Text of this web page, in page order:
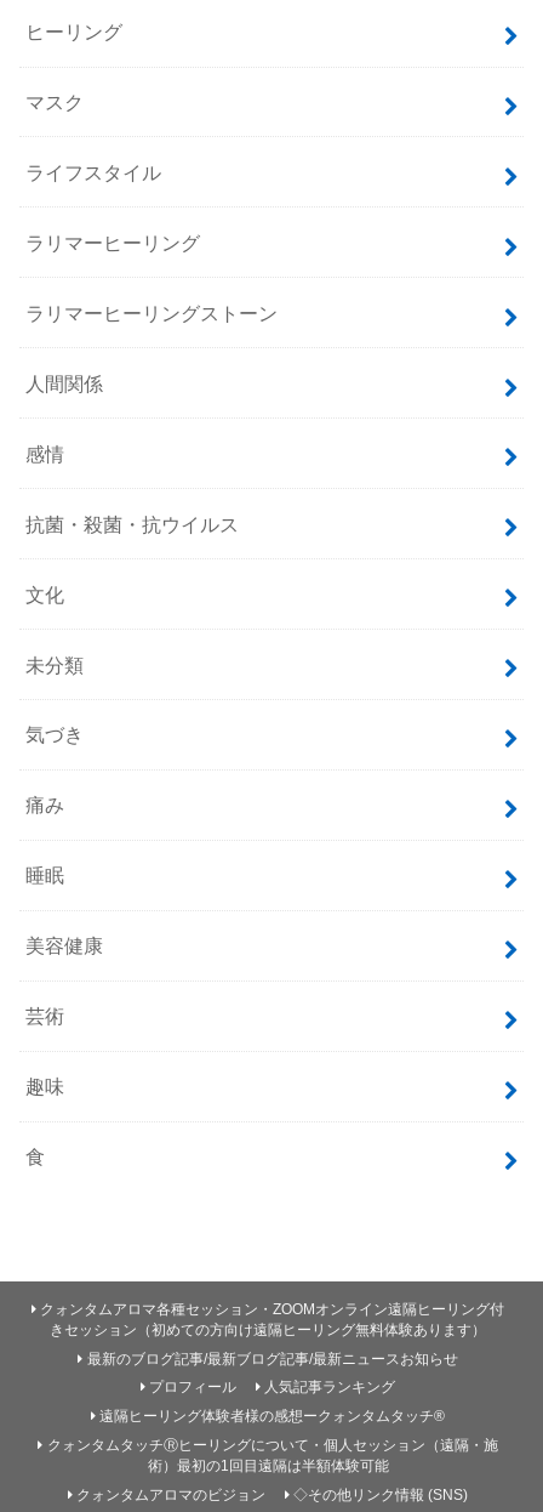
ヒーリング
マスク
ライフスタイル
ラリマーヒーリング
ラリマーヒーリングストーン
人間関係
感情
抗菌・殺菌・抗ウイルス
文化
未分類
気づき
痛み
睡眠
美容健康
芸術
趣味
食
クォンタムアロマ各種セッション・ZOOMオンライン遠隔ヒーリング付
きセッション（初めての方向け遠隔ヒーリング無料体験あります）
最新のブログ記事/最新ブログ記事/最新ニュースお知らせ
プロフィール
人気記事ランキング
遠隔ヒーリング体験者様の感想ークォンタムタッチ®
クォンタムタッチⓇヒーリングについて・個人セッション（遠隔・施
術）最初の1回目遠隔は半額体験可能
クォンタムアロマのビジョン
◇その他リンク情報 (SNS)